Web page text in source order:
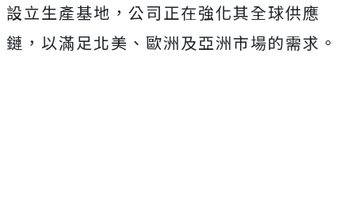
設立生產基地，公司正在強化其全球供應
鏈，以滿足北美、歐洲及亞洲市場的需求。